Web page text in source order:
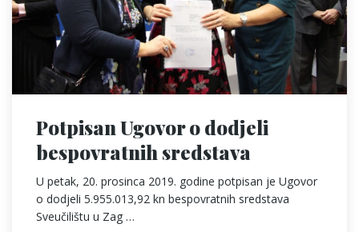
Potpisan Ugovor o dodjeli
bespovratnih sredstava
U petak, 20. prosinca 2019. godine potpisan je Ugovor
o dodjeli 5.955.013,92 kn bespovratnih sredstava
Sveučilištu u Zag …